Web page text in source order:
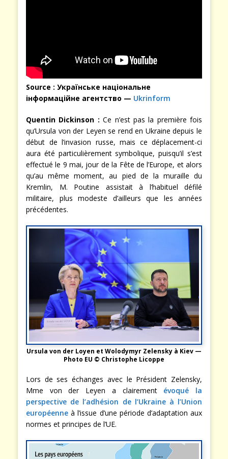
Source : Українське національне
інформаційне агентство — Ukrinform
Quentin Dickinson : Ce n’est pas la première fois
qu’Ursula von der Leyen se rend en Ukraine depuis le
début de l’invasion russe, mais ce déplacement-ci
aura été particulièrement symbolique, puisqu’il s’est
effectué le 9 mai, jour de la Fête de l’Europe, et alors
qu’au même moment, au pied de la muraille du
Kremlin, M. Poutine assistait à l’habituel défilé
militaire, plus modeste d’ailleurs que les années
précédentes.
Ursula von der Loyen et Wolodymyr Zelensky à Kiev —
Photo EU © Christophe Licoppe
Lors de ses échanges avec le Président Zelensky,
Mme von der Leyen a clairement évoqué la
perspective de l’adhésion de l’Ukraine à l’Union
européenne à l’issue d’une période d’adaptation aux
normes et principes de l’UE.